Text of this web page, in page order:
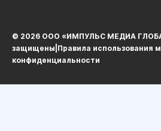
© 2026 ООО «ИМПУЛЬС МЕДИА
защищеныㅤ|ㅤ Правила использования
конфиденциальности